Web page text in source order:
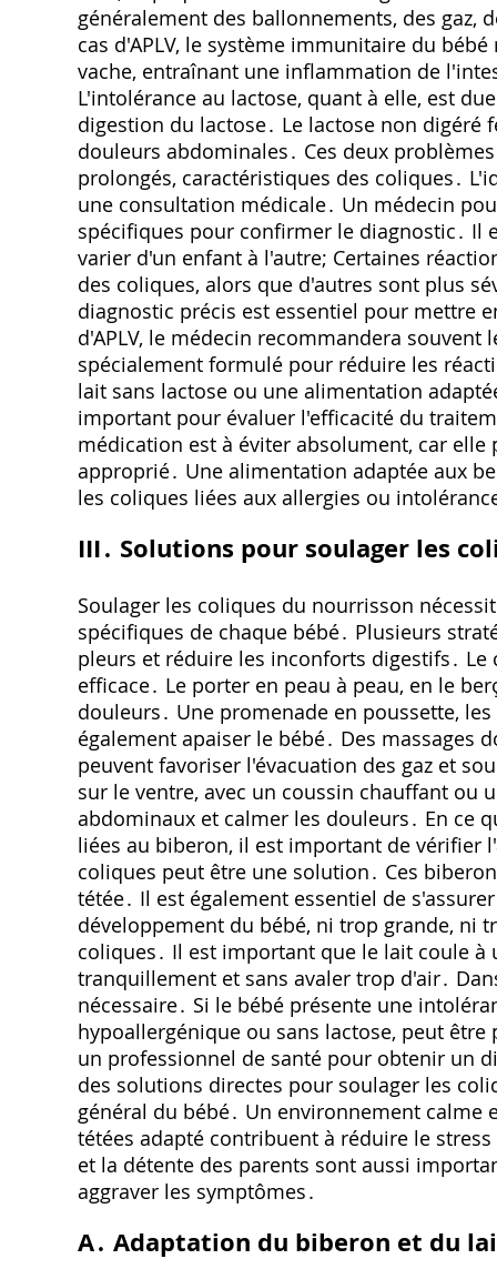
généralement des ballonnements, des gaz,
cas d'APLV, le système immunitaire du
vache, entraînant une inflammation de
L'intolérance au lactose, quant à elle, est
digestion du lactose․ Le lactose non
douleurs abdominales․ Ces deux
prolongés, caractéristiques des coliques․
une consultation médicale․ Un médecin
spécifiques pour confirmer le diagnostic․ Il
varier d'un enfant à l'autre; Certaines
des coliques, alors que d'autres sont plus
diagnostic précis est essentiel pour mettre
d'APLV, le médecin recommandera
spécialement formulé pour réduire les
lait sans lactose ou une alimentation
important pour évaluer l'efficacité du
médication est à éviter absolument, car
approprié․ Une alimentation adaptée aux
les coliques liées aux allergies ou
III․ Solutions pour soulager les
Soulager les coliques du nourrisson
spécifiques de chaque bébé․ Plusieurs
pleurs et réduire les inconforts digestifs․
efficace․ Le porter en peau à peau, en le
douleurs․ Une promenade en poussette,
également apaiser le bébé․ Des massages
peuvent favoriser l'évacuation des gaz et
sur le ventre, avec un coussin chauffant ou
abdominaux et calmer les douleurs․ En ce
liées au biberon, il est important de vérifier
coliques peut être une solution․ Ces
tétée․ Il est également essentiel de
développement du bébé, ni trop grande, ni
coliques․ Il est important que le lait coule
tranquillement et sans avaler trop d'air․
nécessaire․ Si le bébé présente une
hypoallergénique ou sans lactose, peut
un professionnel de santé pour obtenir un
des solutions directes pour soulager les
général du bébé․ Un environnement calme
tétées adapté contribuent à réduire le
et la détente des parents sont aussi
aggraver les symptômes․
A․ Adaptation du biberon et du